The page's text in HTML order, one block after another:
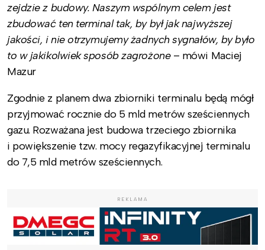
zejdzie z budowy. Naszym wspólnym celem jest
zbudować ten terminal tak, by był jak najwyższej
jakości, i nie otrzymujemy żadnych sygnałów, by było
to w jakikolwiek sposób zagrożone – mówi Maciej
Mazur
Zgodnie z planem dwa zbiorniki terminalu będą mógł
przyjmować rocznie do 5 mld metrów sześciennych
gazu. Rozważana jest budowa trzeciego zbiornika
i powiększenie tzw. mocy regazyfikacyjnej terminalu
do 7,5 mld metrów sześciennych.
REKLAMA